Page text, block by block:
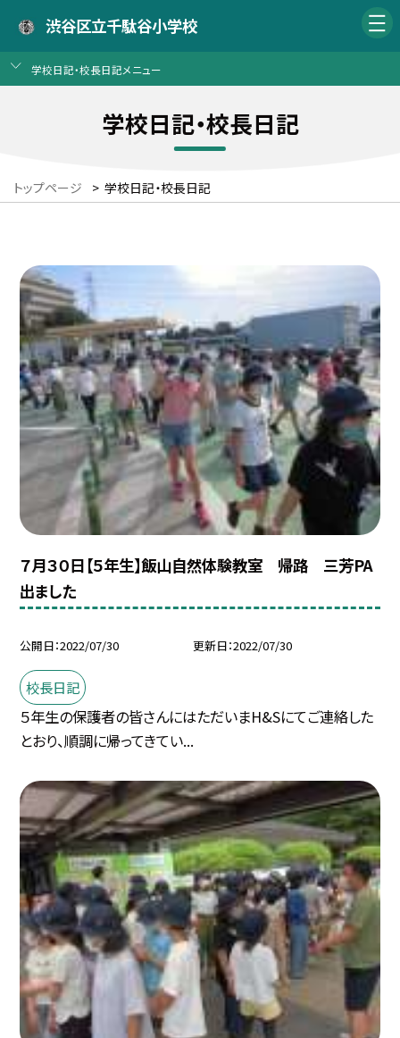
渋谷区立千駄谷小学校
学校日記・校長日記メニュー
学校日記・校長日記
トップページ > 学校日記・校長日記
７月３０日【５年生】飯山自然体験教室 帰路 三芳PA
出ました
公開日 2022/07/30 更新日 2022/07/30
校長日記
５年生の保護者の皆さんにはただいまH&Sにてご連絡した
とおり、順調に帰ってきてい...